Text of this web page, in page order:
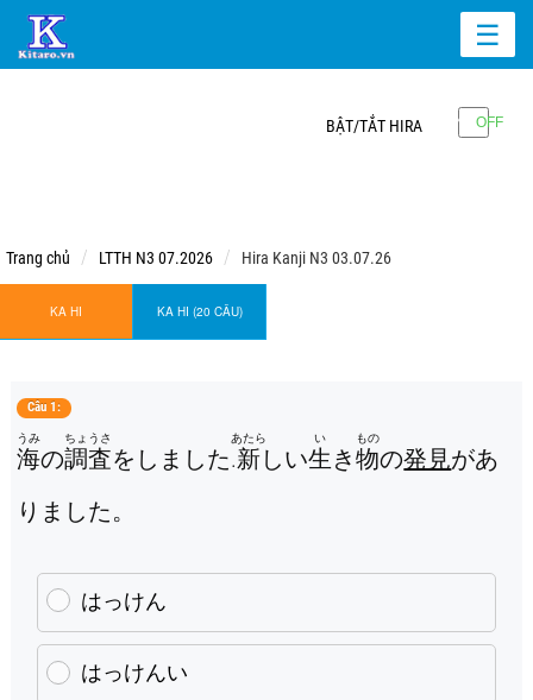
☰
BẬT/TẮT HIRA
Trang chủ LTTH N3 07.2026 Hira Kanji N3 03.07.26
KA HI KA HI (20 CÂU)
Câu 1:
海
うみ
の調査
ちょうさ
をしました.新
あたら
しい生
い
き物
もの
の発見があ
りました。
はっけん
はっけんい